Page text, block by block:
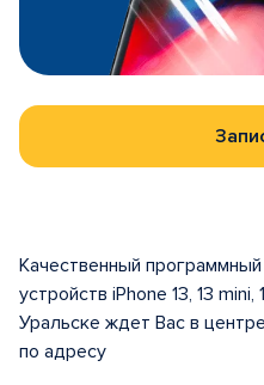
Качественный
устройств iPhone 13, 13
Уральске ждет Вас в
по адресу